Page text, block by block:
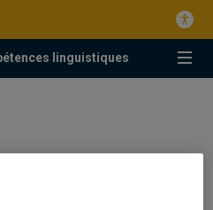
linguistiques